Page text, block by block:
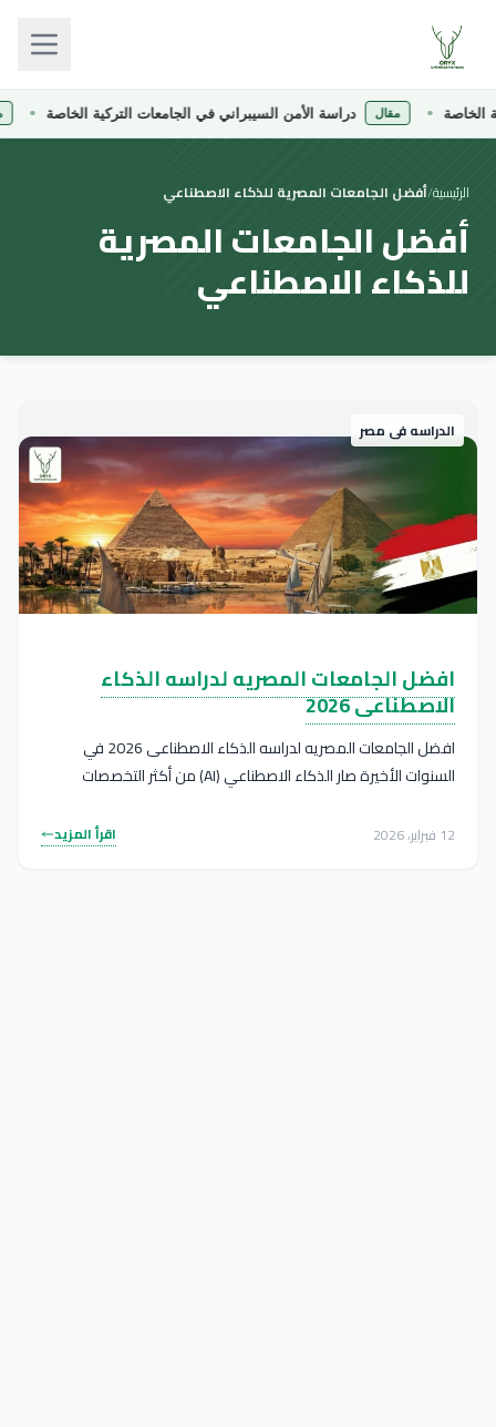
مقال دراسة الأمن السيبراني في الجامعات التركية الخاصة
الرئيسية/أفضل الجامعات المصرية للذكاء الاصطناعي
أفضل الجامعات المصرية
للذكاء الاصطناعي
الدراسه فى مصر
افضل الجامعات المصريه لدراسه الذكاء
الاصطناعى 2026
افضل الجامعات المصريه لدراسه الذكاء الاصطناعى 2026 في
السنوات الأخيرة صار الذكاء الاصطناعي (AI) من أكثر التخصصات
12 فبراير، 2026 اقرأ المزيد